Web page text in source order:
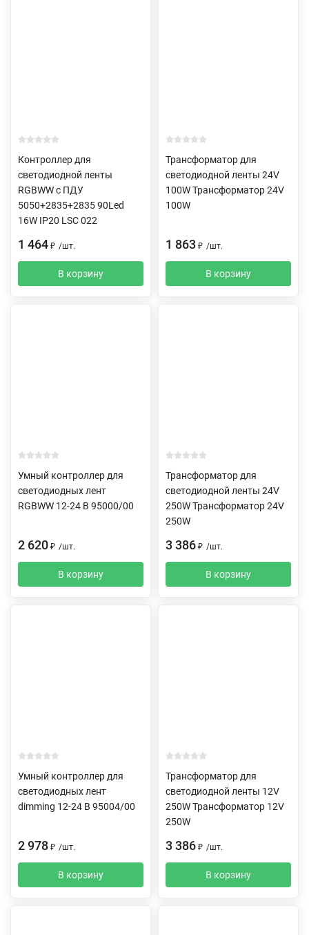
Контроллер для
светодиодной ленты
RGBWW c ПДУ
5050+2835+2835 90Led
16W IP20 LSC 022
1 464 ₽ /шт.
В корзину
Трансформатор для
светодиодной ленты 24V
100W Трансформатор 24V
100W
1 863 ₽ /шт.
В корзину
Умный контроллер для
светодиодных лент
RGBWW 12-24 В 95000/00
2 620 ₽ /шт.
В корзину
Трансформатор для
светодиодной ленты 24V
250W Трансформатор 24V
250W
3 386 ₽ /шт.
В корзину
Умный контроллер для
светодиодных лент
dimming 12-24 В 95004/00
2 978 ₽ /шт.
В корзину
Трансформатор для
светодиодной ленты 12V
250W Трансформатор 12V
250W
3 386 ₽ /шт.
В корзину